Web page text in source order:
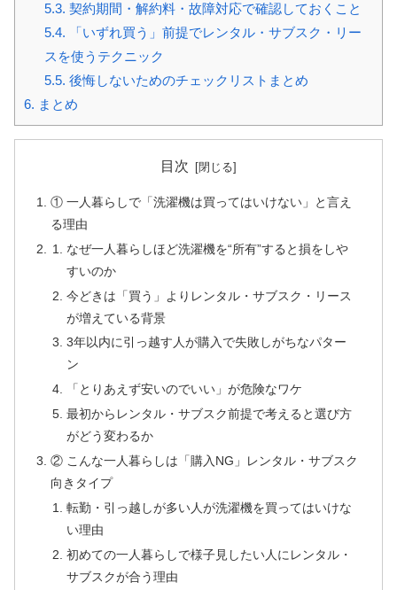
5.3. 契約期間・解約料・故障対応で確認しておくこと
5.4. 「いずれ買う」前提でレンタル・サブスク・リー
スを使うテクニック
5.5. 後悔しないためのチェックリストまとめ
6. まとめ
目次
① 一人暮らしで「洗濯機は買ってはいけない」と言え
る理由
なぜ一人暮らしほど洗濯機を“所有”すると損をしや
すいのか
今どきは「買う」よりレンタル・サブスク・リース
が増えている背景
3年以内に引っ越す人が購入で失敗しがちなパター
ン
「とりあえず安いのでいい」が危険なワケ
最初からレンタル・サブスク前提で考えると選び方
がどう変わるか
② こんな一人暮らしは「購入NG」レンタル・サブスク
向きタイプ
転勤・引っ越しが多い人が洗濯機を買ってはいけな
い理由
初めての一人暮らしで様子見したい人にレンタル・
サブスクが合う理由